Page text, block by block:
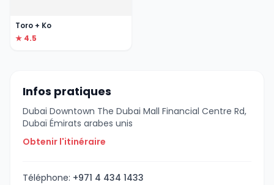
Toro + Ko
★ 4.5
Infos pratiques
Dubai Downtown The Dubai Mall Financial Centre Rd,
Dubaï Émirats arabes unis
Obtenir l'itinéraire
Téléphone: +971 4 434 1433